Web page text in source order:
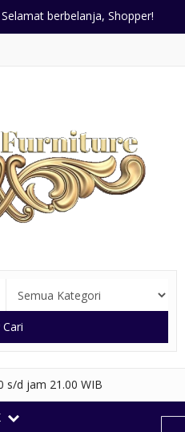
Selamat berbelanja, Shopper!
Cari
s/d jam 21.00 WIB